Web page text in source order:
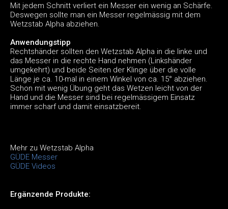
Mit jedem Schnitt verliert ein Messer ein wenig an Schärfe.
Deswegen sollte man ein Messer regelmässig mit dem
Wetzstab Alpha abziehen.
Anwendungstipp
Rechtshänder sollten den Wetzstab Alpha in die linke und
das Messer in die rechte Hand nehmen (Linkshänder
umgekehrt) und beide Seiten der Klinge über die volle
Länge je ca. 10-mal in einem Winkel von ca. 15° abziehen.
Schon mit wenig Übung geht das Wetzen leicht von der
Hand und die Messer sind bei regelmässigem Einsatz
immer scharf und damit einsatzbereit.
Mehr zu Wetzstab Alpha
GÜDE Messer
GÜDE Videos
Ergänzende Produkte: